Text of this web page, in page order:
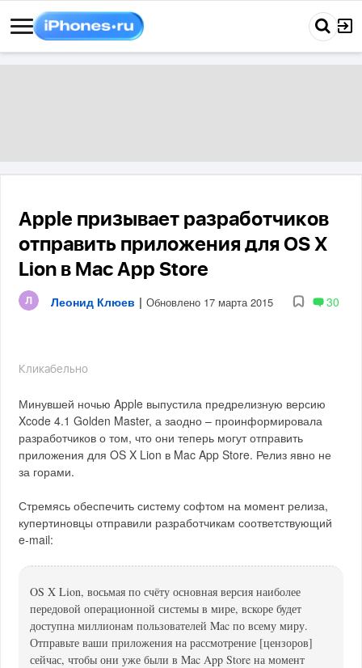
Apple призывает разработчиков
отправить приложения для OS X
Lion в Mac App Store
Леонид Клюев | Обновлено 17 марта 2015 30
Кликабельно
Минувшей ночью Apple выпустила предрелизную версию
Xcode 4.1 Golden Master, а заодно – проинформировала
разработчиков о том, что они теперь могут отправить
приложения для OS X Lion в Mac App Store. Релиз явно не
за горами.
Стремясь обеспечить систему софтом на момент релиза,
купертиновцы отправили разработчикам соответствующий
e-mail:
OS X Lion, восьмая по счёту основная версия наиболее
передовой операционной системы в мире, вскоре будет
доступна миллионам пользователей Mac по всему миру.
Отправьте ваши приложения на рассмотрение [цензоров]
сейчас, чтобы они уже были в Mac App Store на момент